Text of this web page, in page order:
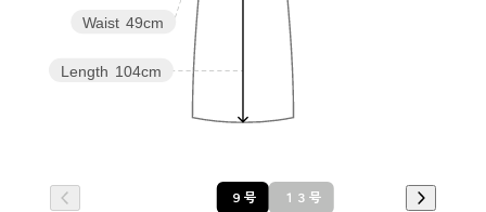
Length 104cm
Waist 49cm
９号 １３号